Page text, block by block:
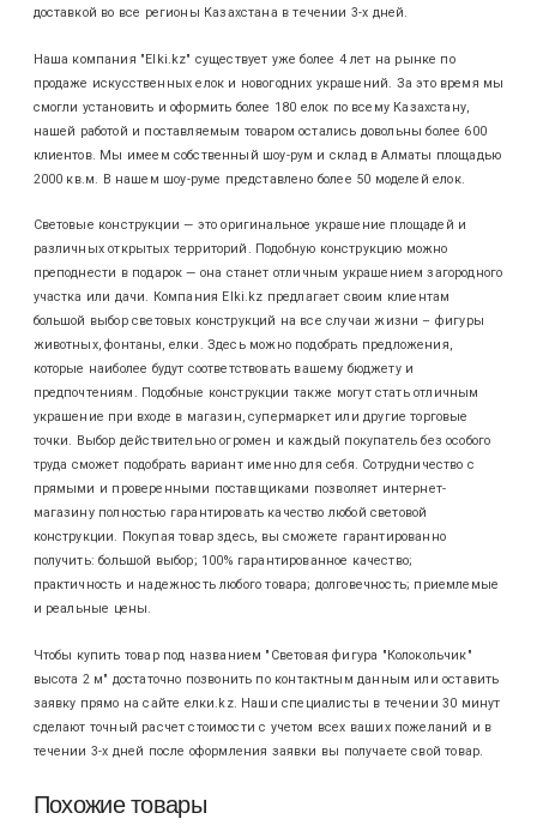
доставкой во все регионы Казахстана в течении 3-х дней.
Наша компания "Elki.kz" существует уже более 4 лет на рынке по
продаже искусственных елок и новогодних украшений. За это время мы
смогли установить и оформить более 180 елок по всему Казахстану,
нашей работой и поставляемым товаром остались довольны более 600
клиентов. Мы имеем собственный шоу-рум и склад в Алматы площадью
2000 кв.м. В нашем шоу-руме представлено более 50 моделей елок.
Световые конструкции — это оригинальное украшение площадей и
различных открытых территорий. Подобную конструкцию можно
преподнести в подарок — она станет отличным украшением загородного
участка или дачи. Компания Elki.kz предлагает своим клиентам
большой выбор световых конструкций на все случаи жизни – фигуры
животных, фонтаны, елки. Здесь можно подобрать предложения,
которые наиболее будут соответствовать вашему бюджету и
предпочтениям. Подобные конструкции также могут стать отличным
украшение при входе в магазин, супермаркет или другие торговые
точки. Выбор действительно огромен и каждый покупатель без особого
труда сможет подобрать вариант именно для себя. Сотрудничество с
прямыми и проверенными поставщиками позволяет интернет-
магазину полностью гарантировать качество любой световой
конструкции. Покупая товар здесь, вы сможете гарантированно
получить: большой выбор; 100% гарантированное качество;
практичность и надежность любого товара; долговечность; приемлемые
и реальные цены.
Чтобы купить товар под названием "Световая фигура "Колокольчик"
высота 2 м" достаточно позвонить по контактным данным или оставить
заявку прямо на сайте елки.kz. Наши специалисты в течении 30 минут
сделают точный расчет стоимости с учетом всех ваших пожеланий и в
течении 3-х дней после оформления заявки вы получаете свой товар.
Похожие товары